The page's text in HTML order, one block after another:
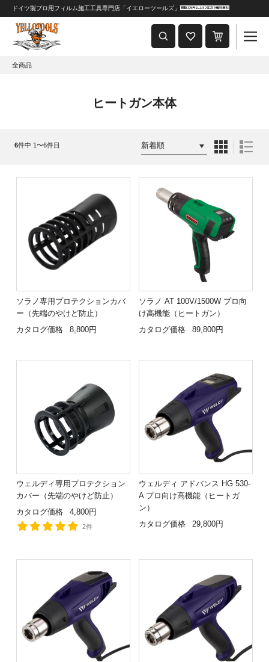
重要なおしらせ
2024年8月1日 価格改定につきまして
ドイツ製プロ用フィルム施工工具専門店「イエローツールズ」
全商品
ヒートガン本体
6件中 1〜6件目
ソラノ専用プロテクションカバ
ー（先端のやけど防止）
カタログ価格
8,800円
ソラノ AT 100V/1500W プロ向
け高機能（ヒートガン）
カタログ価格
89,800円
ウェルディ専用プロテクション
カバー（先端のやけど防止）
カタログ価格
4,800円
2件
ウェルディ アドバンス HG 530-
A プロ向け高機能（ヒートガ
ン）
カタログ価格
29,800円